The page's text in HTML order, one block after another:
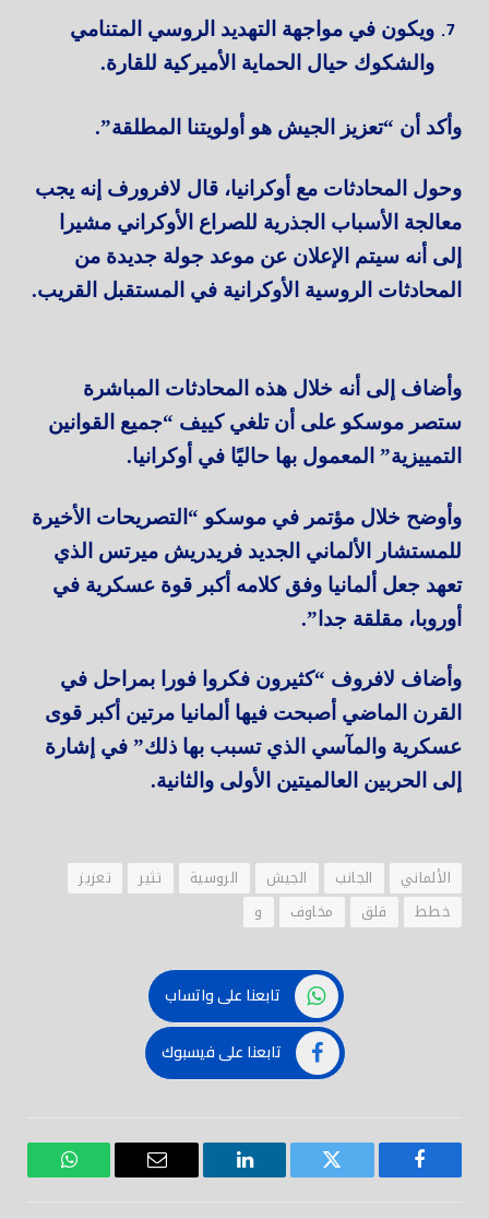
ويكون في مواجهة التهديد الروسي المتنامي
والشكوك حيال الحماية الأميركية للقارة.
وأكد أن “تعزيز الجيش هو أولويتنا المطلقة”.
وحول المحادثات مع أوكرانيا، قال لافرورف إنه يجب
معالجة الأسباب الجذرية للصراع الأوكراني مشيرا
إلى أنه سيتم الإعلان عن موعد جولة جديدة من
المحادثات الروسية الأوكرانية في المستقبل القريب.
وأضاف إلى أنه خلال هذه المحادثات المباشرة
ستصر موسكو على أن تلغي كييف “جميع القوانين
التمييزية” المعمول بها حاليًا في أوكرانيا.
وأوضح خلال مؤتمر في موسكو “التصريحات الأخيرة
للمستشار الألماني الجديد فريدريش ميرتس الذي
تعهد جعل ألمانيا وفق كلامه أكبر قوة عسكرية في
أوروبا، مقلقة جدا”.
وأضاف لافروف “كثيرون فكروا فورا بمراحل في
القرن الماضي أصبحت فيها ألمانيا مرتين أكبر قوى
عسكرية والمآسي الذي تسبب بها ذلك” في إشارة
إلى الحربين العالميتين الأولى والثانية.
الألماني الجانب الجيش الروسية تثير
تعزيز
خطط
قلق مخاوف و
تابعنا على واتساب
تابعنا على فيسبوك
فيسبوك تويتر لينكدود
بريد
واتساب